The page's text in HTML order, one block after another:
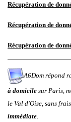
Récupération de
Récupération de
Récupération de
A6Dom répond
à domicile sur Paris,
le Val d'Oise, sans
immédiate.